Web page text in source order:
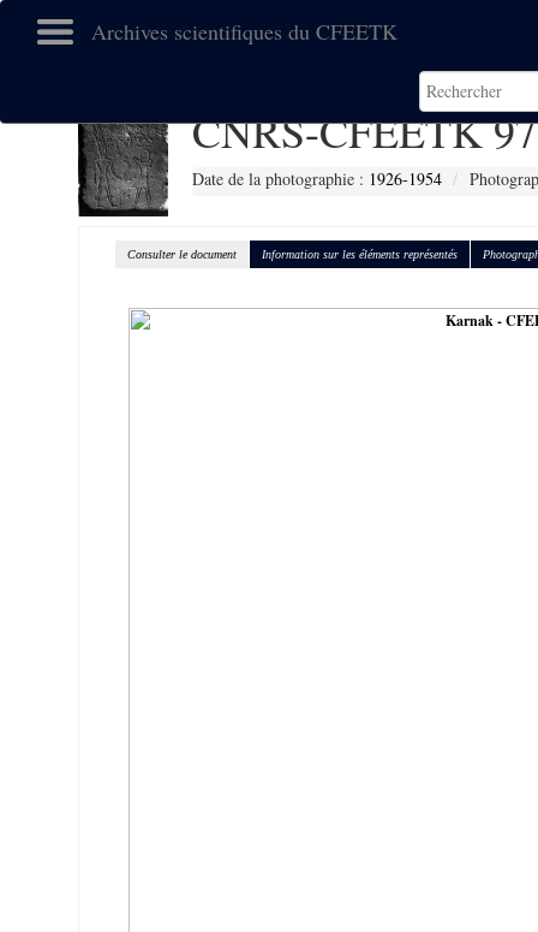
Archives scientifiques du CFEETK
CNRS-CFEETK
Date de la photographie : 1926-1954
Consulter le document Information sur les éléments représentés